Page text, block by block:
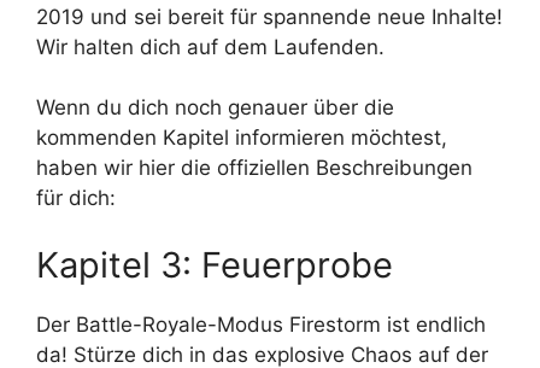
2019 und sei bereit für spannende neue Inhalte!
Wir halten dich auf dem Laufenden.
Wenn du dich noch genauer über die
kommenden Kapitel informieren möchtest,
haben wir hier die offiziellen Beschreibungen
für dich:
Kapitel 3: Feuerprobe
Der Battle-Royale-Modus Firestorm ist endlich
da! Stürze dich in das explosive Chaos auf der